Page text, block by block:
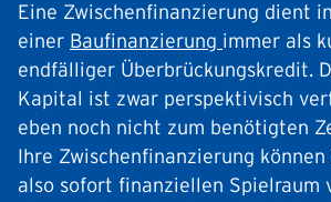
Eine Zwischenfinanzierung dient
einer Baufinanzierung immer als
endfälliger Überbrückungskredit.
Kapital ist zwar perspektivisch
eben noch nicht zum benötigten
Ihre Zwischenfinanzierung können
also sofort finanziellen Spielraum